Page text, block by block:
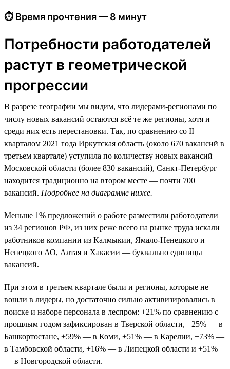
⏱ Время прочтения — 8 минут
Потребности работодателей
растут в геометрической
прогрессии
В разрезе географии мы видим, что лидерами-регионами по
числу новых вакансий остаются всё те же регионы, хотя и
среди них есть перестановки. Так, по сравнению со II
кварталом 2021 года Иркутская область (около 670 вакансий в
третьем квартале) уступила по количеству новых вакансий
Московской области (более 830 вакансий), Санкт-Петербург
находится традиционно на втором месте — почти 700
вакансий. Подробнее на диаграмме ниже.
Меньше 1% предложений о работе разместили работодатели
из 34 регионов РФ, из них реже всего на рынке труда искали
работников компании из Калмыкии, Ямало-Ненецкого и
Ненецкого АО, Алтая и Хакасии — буквально единицы
вакансий.
При этом в третьем квартале были и регионы, которые не
вошли в лидеры, но достаточно сильно активизировались в
поиске и наборе персонала в леспром: +21% по сравнению с
прошлым годом зафиксирован в Тверской области, +25% — в
Башкортостане, +59% — в Коми, +51% — в Карелии, +73% —
в Тамбовской области, +16% — в Липецкой области и +51%
— в Новгородской области.